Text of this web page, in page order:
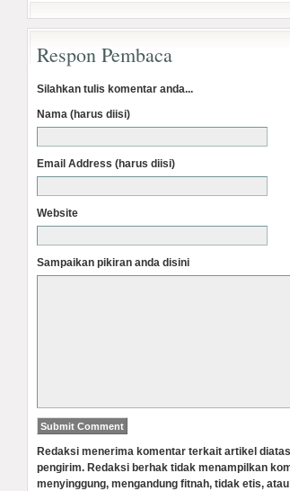
Respon Pembaca
Silahkan tulis komentar anda...
Nama (harus diisi)
Email Address (harus diisi)
Website
Sampaikan pikiran anda disini
Redaksi menerima komentar terkait artikel
pengirim. Redaksi berhak tidak menampilkan
menyinggung, mengandung fitnah, tidak etis,